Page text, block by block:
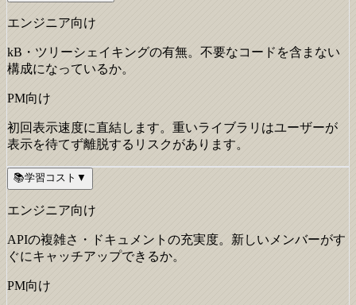
エンジニア向け
kB・ツリーシェイキングの有無。不要なコードを含まない
構成になっているか。
PM向け
初回表示速度に直結します。重いライブラリはユーザーが
表示を待てず離脱するリスクがあります。
📚学習コスト ▼
エンジニア向け
APIの複雑さ・ドキュメントの充実度。新しいメンバーがす
ぐにキャッチアップできるか。
PM向け